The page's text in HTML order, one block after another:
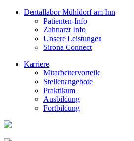
Dentallabor Mühldorf am Inn
Patienten-Info
Zahnarzt Info
Unsere Leistungen
Sirona Connect
Karriere
Mitarbeitervorteile
Stellenangebote
Praktikum
Ausbildung
Fortbildung